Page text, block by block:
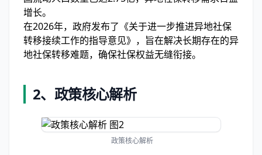
增长。
在2026年，政府发布了《关于进一步推进异地社保
转移接续工作的指导意见》，旨在解决长期存在的异
地社保转移难题，确保社保权益无缝衔接。
2、 政策核心解析
政策核心解析